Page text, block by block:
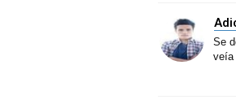
Se
veía